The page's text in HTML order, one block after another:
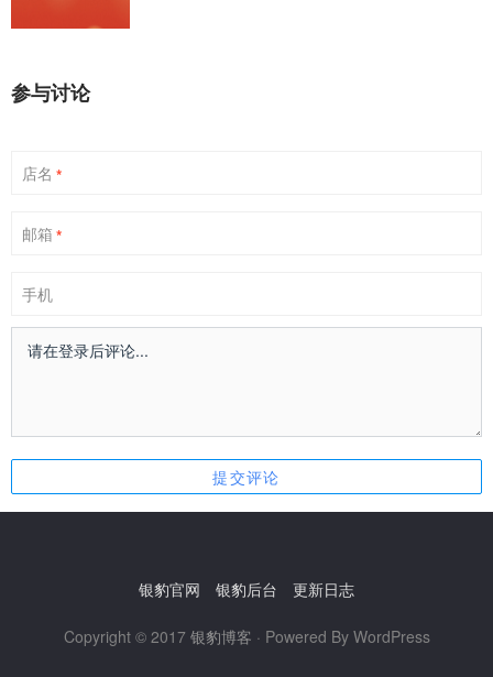
参与讨论
店名 *
邮箱 *
手机
银豹官网 银豹后台 更新日志
Copyright © 2017 银豹博客 · Powered By WordPress